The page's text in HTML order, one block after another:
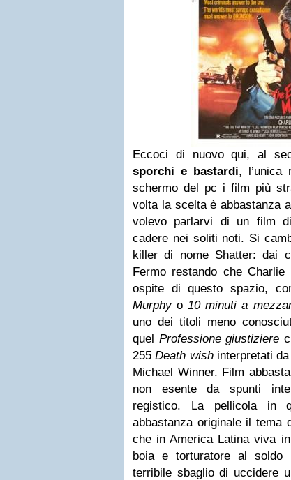
Eccoci di nuovo qui, al
sporchi e bastardi, l’unica
schermo del pc i film più
volta la scelta è abbastanza
volevo parlarvi di un film
cadere nei soliti noti. Si
killer di nome Shatter: dai
Fermo restando che
ospite di questo spazio,
Murphyo10 minuti a
uno dei titoli meno
quel Professione giustiziere
255Death wishinterpretati da
Michael Winner. Film
non esente da spunti
registico. La pellicola in
abbastanza originale il tema
che in America Latina viva
boia e torturatore al soldo
terribile sbaglio di uccidere